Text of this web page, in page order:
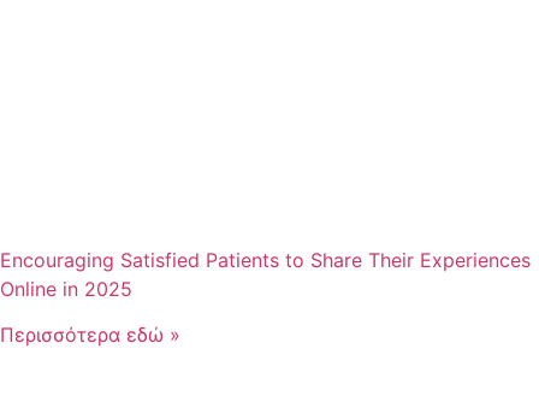
Encouraging Satisfied Patients to Share Their Experiences
Online in 2025
Περισσότερα εδώ »